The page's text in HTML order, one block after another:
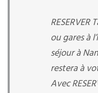
ou gares à
séjour à
restera à
Avec